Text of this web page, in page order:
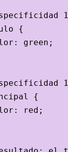
{
green;
{
red;